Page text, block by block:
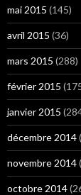
mai 2015 (145)
avril 2015 (36)
mars 2015 (288)
février 2015
janvier 2015
décembre 2014
novembre 2014
octobre 2014